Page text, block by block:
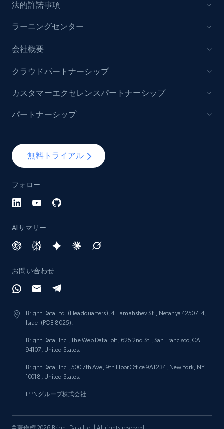
price, Currency, Stock, and more.
991+
Lazada - Products - Discover products by
keyword
price, Currency, Stock, and more.
991+ 164+
category URL or brand URL
price, Currency, Stock, and more.
Lazada - Products - Discover products by
seller URL
URL, Title, Rating, Reviews, Initial price, Final
price, Currency, Stock, and more.
991+ 164+
Lazada - Products - Discover products by
法的許諾事項
ラーニングセンター
会社概要
無料トライアル
フォロー
AIサマリー
お問い合わせ
Bright Data Ltd. (Headquarters), 4 Hamahshev St., Netanya 4250714,
Israel (POB 8025).
Bright Data, Inc., The Web Data Loft, 625 2nd St., San Francisco, CA
94107, United States.
Bright Data, Inc., 500 7th Ave, 9th Floor Office 9A1234, New York, NY
10018, United States.
IPPNグループ株式会社
クラウドパートナーシップ
カスタマーエクセレンスパートナーシップ
パートナーシップ